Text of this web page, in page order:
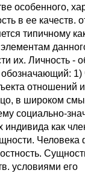
особенного,
в ее качеств.
типичному
их. Личность -
1)
отношений
в широком
социально-
как
Человека
условиями его